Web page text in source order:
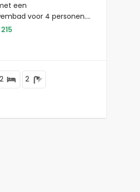
een
voor 4 personen.
nabij winkels en
2 2